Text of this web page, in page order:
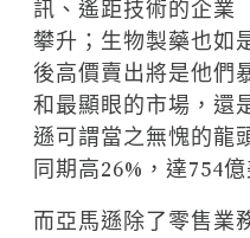
訊、遙距技術的企業
攀升；生物製藥也
後高價賣出將是他們
和最顯眼的市場，還
遜可謂當之無愧的龍
同期高26%，達754億
而亞馬遜除了零售業